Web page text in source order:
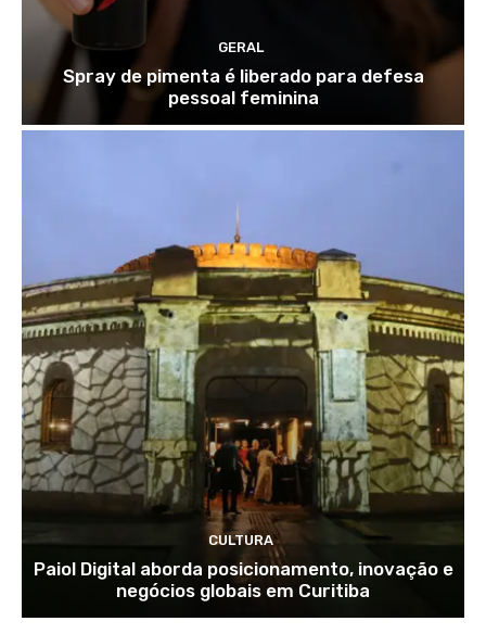
GERAL
Spray de pimenta é liberado para defesa
pessoal feminina
CULTURA
Paiol Digital aborda posicionamento, inovação e
negócios globais em Curitiba